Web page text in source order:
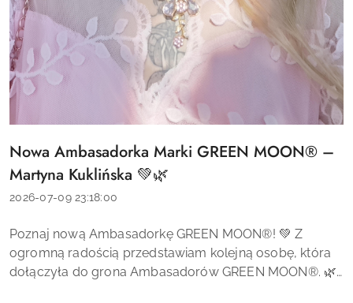
Tytuł
artykułu:
Nowa Ambasadorka Marki GREEN MOON® –
Martyna Kuklińska 💚🌿
Data
2026-07-09 23:18:00
Treść
artykułu:
Poznaj nową Ambasadorkę GREEN MOON®! 💚 Z
ogromną radością przedstawiam kolejną osobę, która
dołączyła do grona Ambasadorów GREEN MOON®. 🌿